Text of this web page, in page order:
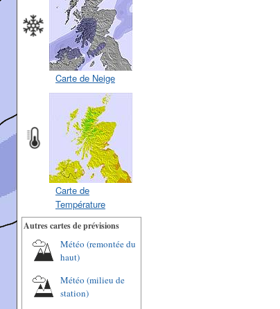
Carte de Neige
Carte de
Température
Autres cartes de prévisions
Météo (remontée du
haut)
Météo (milieu de
station)